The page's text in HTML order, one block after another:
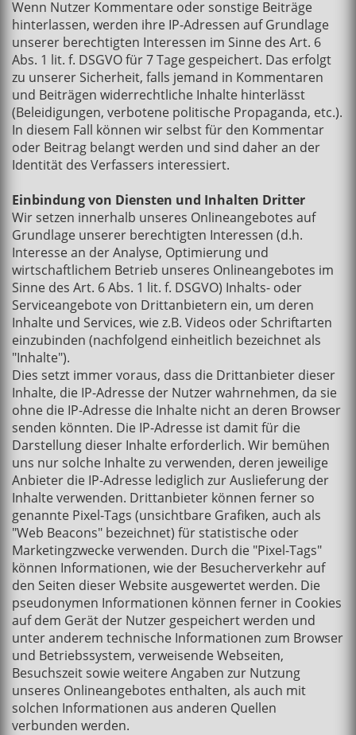
Wenn Nutzer Kommentare oder sonstige Beiträge
hinterlassen, werden ihre IP-Adressen auf Grundlage
unserer berechtigten Interessen im Sinne des Art. 6
Abs. 1 lit. f. DSGVO für 7 Tage gespeichert. Das erfolgt
zu unserer Sicherheit, falls jemand in Kommentaren
und Beiträgen widerrechtliche Inhalte hinterlässt
(Beleidigungen, verbotene politische Propaganda, etc.).
In diesem Fall können wir selbst für den Kommentar
oder Beitrag belangt werden und sind daher an der
Identität des Verfassers interessiert.
Einbindung von Diensten und Inhalten Dritter
Wir setzen innerhalb unseres Onlineangebotes auf
Grundlage unserer berechtigten Interessen (d.h.
Interesse an der Analyse, Optimierung und
wirtschaftlichem Betrieb unseres Onlineangebotes im
Sinne des Art. 6 Abs. 1 lit. f. DSGVO) Inhalts- oder
Serviceangebote von Drittanbietern ein, um deren
Inhalte und Services, wie z.B. Videos oder Schriftarten
einzubinden (nachfolgend einheitlich bezeichnet als
"Inhalte").
Dies setzt immer voraus, dass die Drittanbieter dieser
Inhalte, die IP-Adresse der Nutzer wahrnehmen, da sie
ohne die IP-Adresse die Inhalte nicht an deren Browser
senden könnten. Die IP-Adresse ist damit für die
Darstellung dieser Inhalte erforderlich. Wir bemühen
uns nur solche Inhalte zu verwenden, deren jeweilige
Anbieter die IP-Adresse lediglich zur Auslieferung der
Inhalte verwenden. Drittanbieter können ferner so
genannte Pixel-Tags (unsichtbare Grafiken, auch als
"Web Beacons" bezeichnet) für statistische oder
Marketingzwecke verwenden. Durch die "Pixel-Tags"
können Informationen, wie der Besucherverkehr auf
den Seiten dieser Website ausgewertet werden. Die
pseudonymen Informationen können ferner in Cookies
auf dem Gerät der Nutzer gespeichert werden und
unter anderem technische Informationen zum Browser
und Betriebssystem, verweisende Webseiten,
Besuchszeit sowie weitere Angaben zur Nutzung
unseres Onlineangebotes enthalten, als auch mit
solchen Informationen aus anderen Quellen
verbunden werden.